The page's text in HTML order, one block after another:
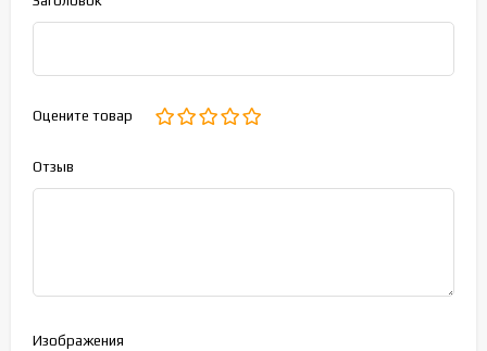
Оцените товар
Отзыв
Изображения